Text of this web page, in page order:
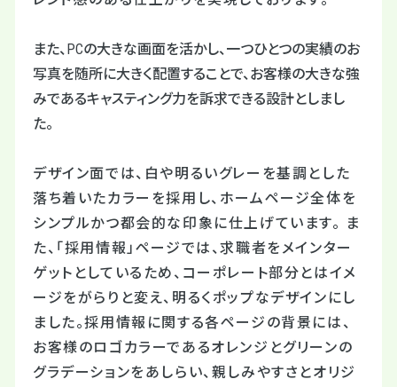
また、 PCの大きな画面を活かし、一つひとつの実績のお
写真を随所に大きく配置することで、お客様の大きな強
みであるキャスティング力を訴求できる設計としまし
た。
デザイン面では、白や明るいグレーを基調とした
落ち着いたカラーを採用し、ホームページ全体を
シンプルかつ都会的な印象に仕上げています。 ま
た、「採用情報」ページでは、求職者をメインター
ゲットとしているため、コーポレート部分とはイメ
ージをがらりと変え、明るくポップなデザインにし
ました。採用情報に関する各ページの背景には、
お客様のロゴカラーであるオレンジとグリーンの
グラデーションをあしらい、親しみやすさとオリジ